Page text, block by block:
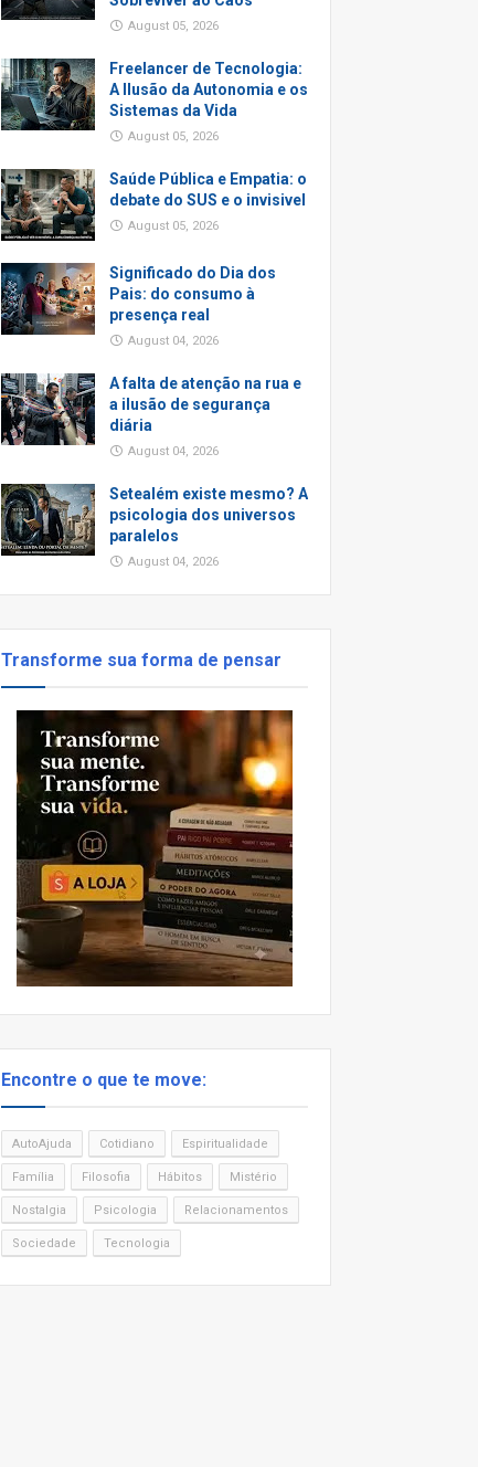
August 05, 2026
Freelancer de Tecnologia:
A Ilusão da Autonomia e os
Sistemas da Vida
August 05, 2026
Saúde Pública e Empatia: o
debate do SUS e o invisivel
August 05, 2026
Significado do Dia dos
Pais: do consumo à
presença real
August 04, 2026
A falta de atenção na rua e
a ilusão de segurança
diária
August 04, 2026
Setealém existe mesmo? A
psicologia dos universos
paralelos
August 04, 2026
Transforme sua forma de pensar
Encontre o que te move:
AutoAjuda Cotidiano Espiritualidade
Família Filosofia Hábitos Mistério
Nostalgia Psicologia Relacionamentos
Sociedade Tecnologia